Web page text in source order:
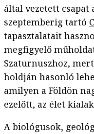
által vezetett csapat
szeptemberig tartó
tapasztalatait
megfigyelő
Szaturnuszhoz,
holdján hasonló
amilyen a Földön
ezelőtt, az élet
A biológusok,